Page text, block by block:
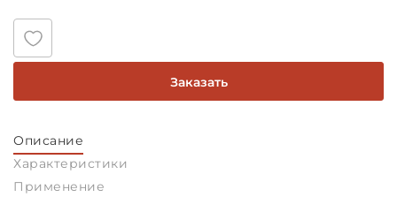
Заказать
Описание
Характеристики
Применение